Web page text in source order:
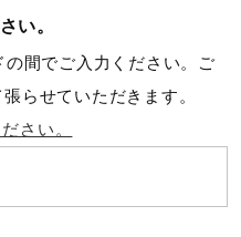
い。
間でご入力ください。ご
らせていただきます。
さい。